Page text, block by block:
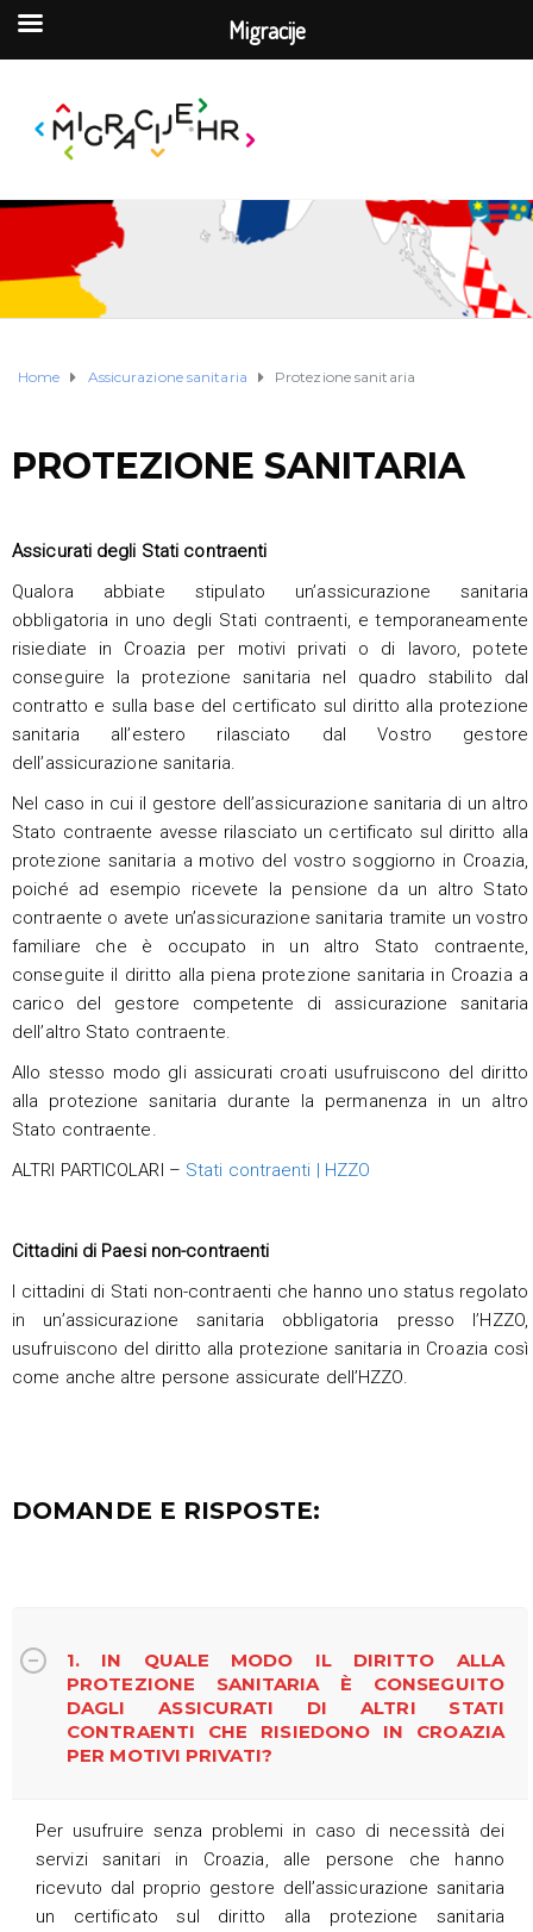
Home Assicurazione sanitaria Protezione sanitaria
PROTEZIONE SANITARIA
Assicurati degli Stati contraenti
Qualora abbiate stipulato un’assicurazione sanitaria
obbligatoria in uno degli Stati contraenti, e temporaneamente
risiediate in Croazia per motivi privati o di lavoro, potete
conseguire la protezione sanitaria nel quadro stabilito dal
contratto e sulla base del certificato sul diritto alla protezione
sanitaria all’estero rilasciato dal Vostro gestore
dell’assicurazione sanitaria.
Nel caso in cui il gestore dell’assicurazione sanitaria di un altro
Stato contraente avesse rilasciato un certificato sul diritto alla
protezione sanitaria a motivo del vostro soggiorno in Croazia,
poiché ad esempio ricevete la pensione da un altro Stato
contraente o avete un’assicurazione sanitaria tramite un vostro
familiare che è occupato in un altro Stato contraente,
conseguite il diritto alla piena protezione sanitaria in Croazia a
carico del gestore competente di assicurazione sanitaria
dell’altro Stato contraente.
Allo stesso modo gli assicurati croati usufruiscono del diritto
alla protezione sanitaria durante la permanenza in un altro
Stato contraente.
ALTRI PARTICOLARI – Stati contraenti | HZZO
Cittadini di Paesi non-contraenti
I cittadini di Stati non-contraenti che hanno uno status regolato
in un’assicurazione sanitaria obbligatoria presso l’HZZO,
usufruiscono del diritto alla protezione sanitaria in Croazia così
come anche altre persone assicurate dell’HZZO.
DOMANDE E RISPOSTE:
1. IN QUALE MODO IL DIRITTO ALLA
PROTEZIONE SANITARIA È CONSEGUITO
DAGLI ASSICURATI DI ALTRI STATI
CONTRAENTI CHE RISIEDONO IN CROAZIA
PER MOTIVI PRIVATI?
Per usufruire senza problemi in caso di necessità dei
servizi sanitari in Croazia, alle persone che hanno
ricevuto dal proprio gestore dell’assicurazione sanitaria
un certificato sul diritto alla protezione sanitaria
Migracije